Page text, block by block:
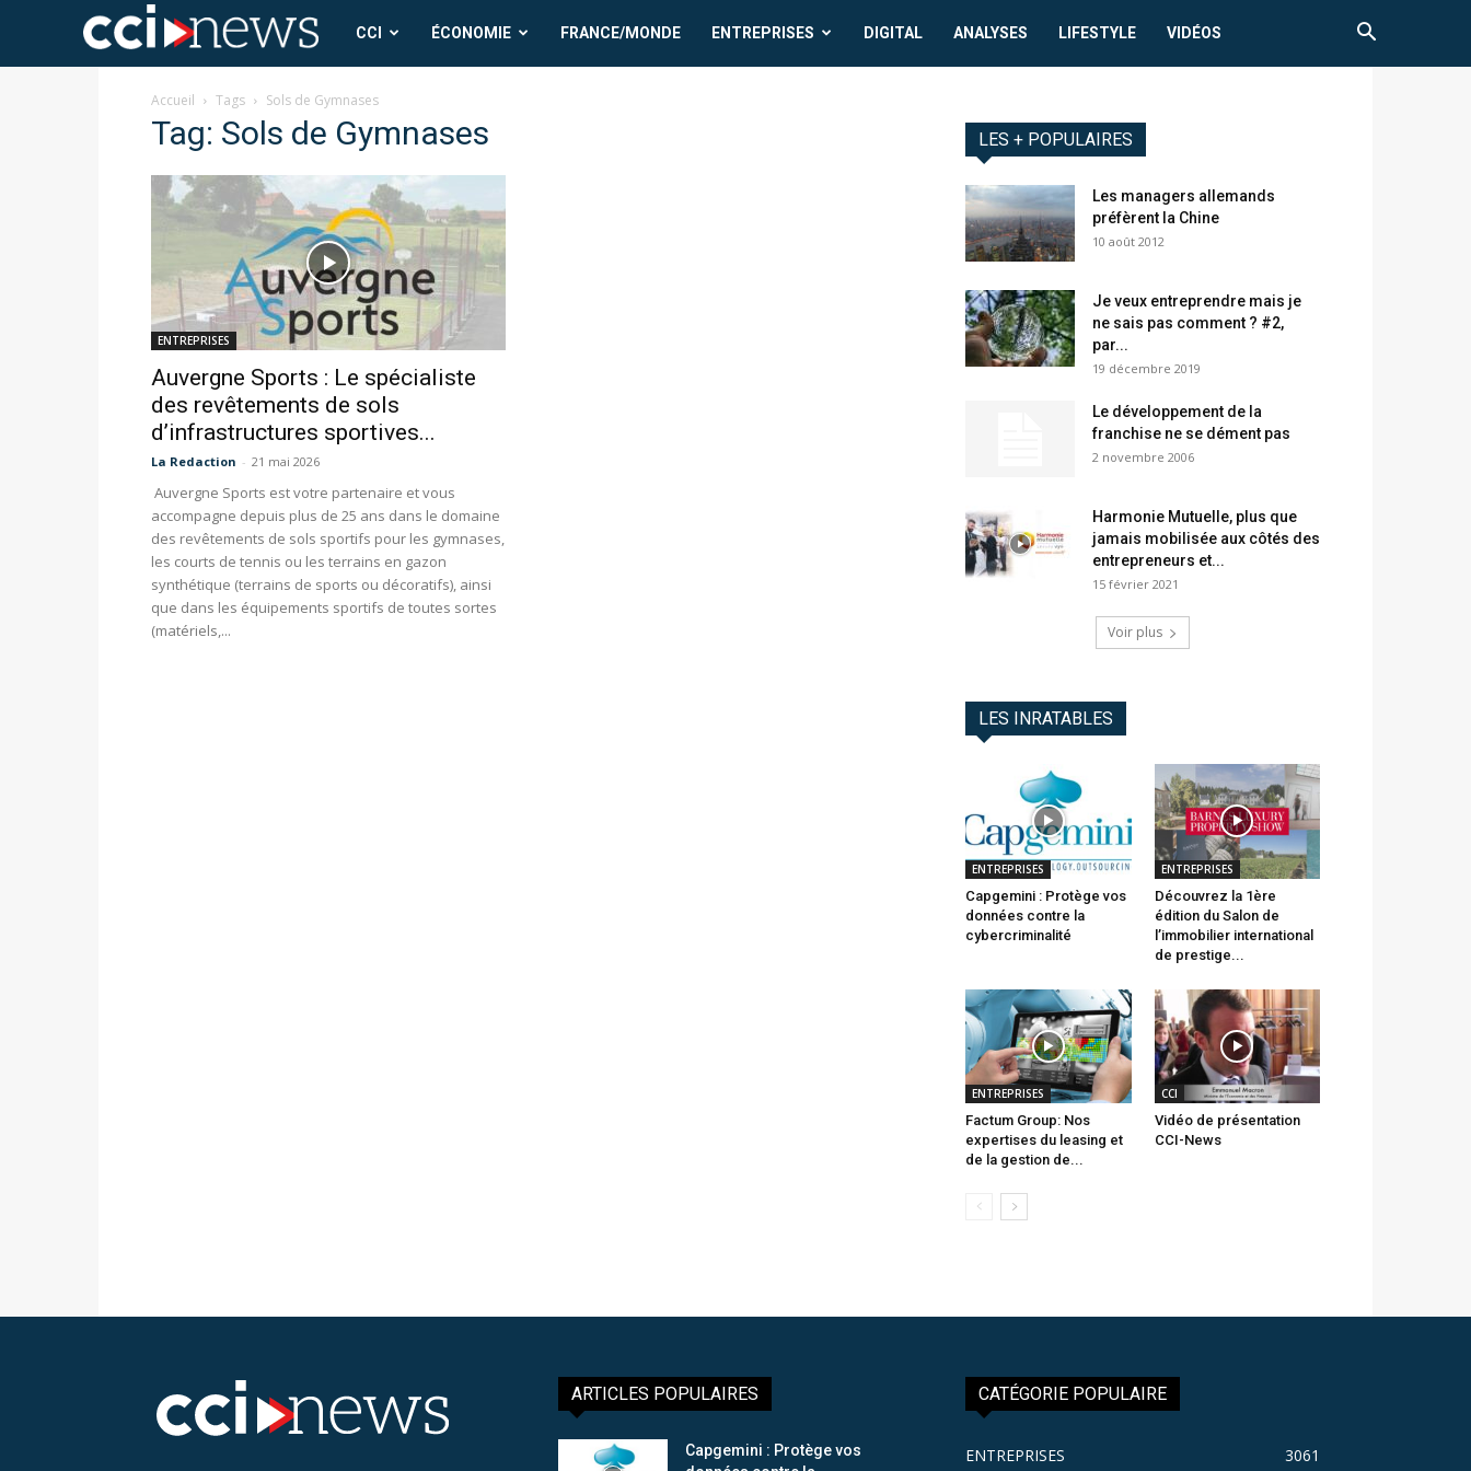
CCI
News
CCI ÉCONOMIE FRANCE/MONDE ENTREPRISES DIGITAL ANALYSES LIFESTYLE VIDÉOS
Accueil Tags Sols de Gymnases
Tag: Sols de Gymnases
ENTREPRISES
Auvergne Sports : Le spécialiste
des revêtements de sols
d’infrastructures sportives...
La Redaction - 21 mai 2026
Auvergne Sports est votre partenaire et vous
accompagne depuis plus de 25 ans dans le domaine
des revêtements de sols sportifs pour les gymnases,
les courts de tennis ou les terrains en gazon
synthétique (terrains de sports ou décoratifs), ainsi
que dans les équipements sportifs de toutes sortes
(matériels,...
LES + POPULAIRES
Les managers allemands
préfèrent la Chine
10 août 2012
Je veux entreprendre mais je
ne sais pas comment ? #2,
par...
19 décembre 2019
Le développement de la
franchise ne se dément pas
2 novembre 2006
Harmonie Mutuelle, plus que
jamais mobilisée aux côtés des
entrepreneurs et...
15 février 2021
Voir plus
LES INRATABLES
ENTREPRISES
Capgemini : Protège vos
données contre la
cybercriminalité
ENTREPRISES
Découvrez la 1ère
édition du Salon de
l’immobilier international
de prestige...
ENTREPRISES
Factum Group: Nos
expertises du leasing et
de la gestion de...
CCI
Vidéo de présentation
CCI-News
ARTICLES POPULAIRES
Capgemini : Protège vos
CATÉGORIE POPULAIRE
ENTREPRISES 3061